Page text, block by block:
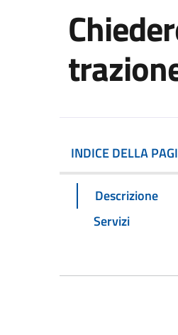
INDICE DELLA
Descrizione
Servizi